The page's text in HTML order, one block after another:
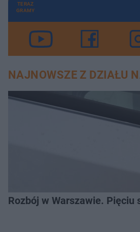
TERAZ
GRAMY
NAJNOWSZE Z DZIAŁU
Rozbój w Warszawie. Pięciu